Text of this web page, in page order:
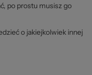
po prostu musisz go
o jakiejkolwiek innej